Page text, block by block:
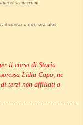
et seminarium
il sovrano non era altro
il corso di Storia
Lidia Capo, ne
di terzi non affiliati a